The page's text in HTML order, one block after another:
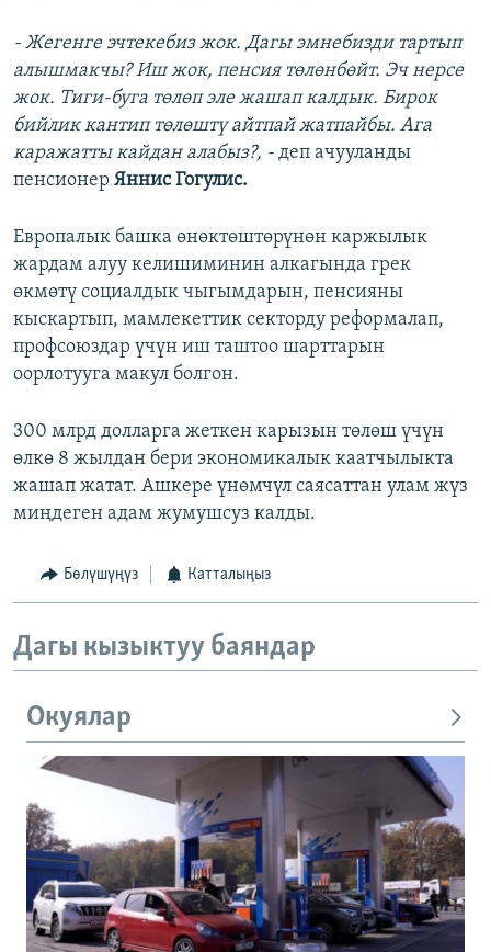
- Жегенге эчтекебиз жок. Дагы эмнебизди тартып
алышмакчы? Иш жок, пенсия төлөнбөйт. Эч нерсе
жок. Тиги-буга төлөп эле жашап калдык. Бирок
бийлик кантип төлөштү айтпай жатпайбы. Ага
каражатты кайдан алабыз?, - деп ачууланды
пенсионер Яннис Гогулис.
Европалык башка өнөктөштөрүнөн каржылык
жардам алуу келишиминин алкагында грек
өкмөтү социалдык чыгымдарын, пенсияны
кыскартып, мамлекеттик секторду реформалап,
профсоюздар үчүн иш таштоо шарттарын
оорлотууга макул болгон.
300 млрд долларга жеткен карызын төлөш үчүн
өлкө 8 жылдан бери экономикалык каатчылыкта
жашап жатат. Ашкере үнөмчүл саясаттан улам жүз
миңдеген адам жумушсуз калды.
Бөлүшүңүз Катталыңыз
Дагы кызыктуу баяндар
Окуялар